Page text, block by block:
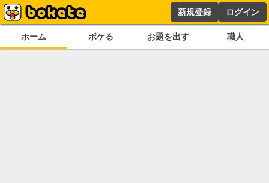
新規登録 ログイン
ホーム ボケる お題を出す 職人